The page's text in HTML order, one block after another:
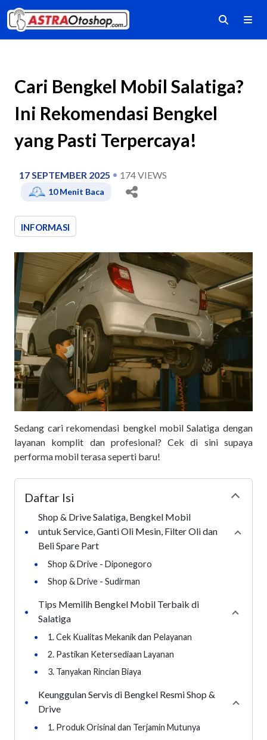
Cari Bengkel Mobil Salatiga?
Ini Rekomendasi Bengkel
yang Pasti Terpercaya!
17 SEPTEMBER 2025 174VIEWS
10Menit Baca
INFORMASI
Sedang cari rekomendasi bengkel mobil Salatiga dengan
layanan komplit dan profesional? Cek di sini supaya
performa mobil terasa seperti baru!
Daftar Isi
•
Shop & Drive Salatiga, Bengkel Mobil
untuk Service, Ganti Oli Mesin, Filter Oli dan
Beli Spare Part
•
Shop & Drive - Diponegoro
•
Shop & Drive - Sudirman
•
Tips Memilih Bengkel Mobil Terbaik di
Salatiga
•
1. Cek Kualitas Mekanik dan Pelayanan
•
2. Pastikan Ketersediaan Layanan
•
3. Tanyakan Rincian Biaya
•
Keunggulan Servis di Bengkel Resmi Shop &
Drive
•
1. Produk Orisinal dan Terjamin Mutunya